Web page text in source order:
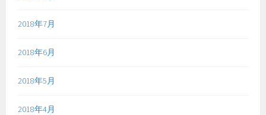
2018年7月
2018年6月
2018年5月
2018年4月